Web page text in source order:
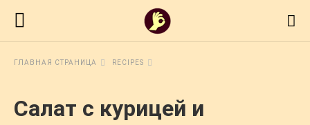
ГЛАВНАЯ СТРАНИЦА RECIPES
Салат с курицей и